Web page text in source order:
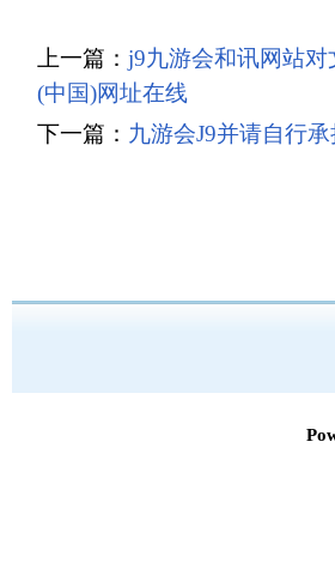
上一篇： j9九游会和讯网站
(中国)网址在线
下一篇： 九游会J9并请自行